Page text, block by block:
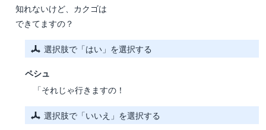
知れないけど、カクゴは
できてますの？
選択肢で「はい」を選択する
ペシュ
「それじゃ行きますの！
選択肢で「いいえ」を選択する